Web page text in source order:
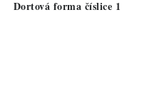
Dortová forma číslice 1